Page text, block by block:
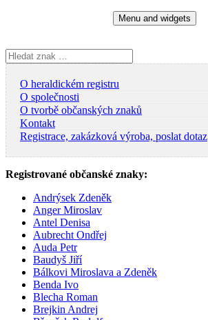
Menu and widgets
Vyhledávání
O heraldickém registru
O společnosti
O tvorbě občanských znaků
Kontakt
Registrace, zakázková výroba, poslat dotaz
Registrované občanské znaky:
Andrýsek Zdeněk
Anger Miroslav
Antel Denisa
Aubrecht Ondřej
Auda Petr
Baudyš Jiří
Bálkovi Miroslava a Zdeněk
Benda Ivo
Blecha Roman
Brejkin Andrej